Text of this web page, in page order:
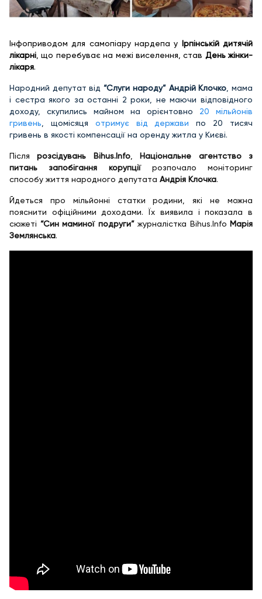
Інфоприводом для самопіару нардепа у Ірпінській дитячій
лікарні , що перебуває на межі виселення, став День жінки-
лікаря.
Народний депутат від“Слуги народу” Андрій Клочко , мама
і сестра якого за останні 2 роки, не маючи відповідного
доходу, скупились майном на орієнтовно 20 мільйонів
гривень , щомісяця отримує від держави по 20 тисяч
гривень в якості компенсації на оренду житла у Києві.
Післярозсідувань Bihus.Info, Національне агентство з
питань запобігання корупціїрозпочало моніторинг
способу життя народного депутата Андрія Клочка.
Йдеться про мільйонні статки родини, які не можна
пояснити офіційними доходами. Їх виявила і показала в
сюжеті “Син маминої подруги”журналістка Bihus.Info Марія
Землянська.